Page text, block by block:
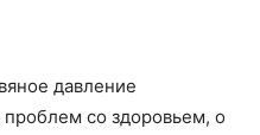
давление
со здоровьем, о